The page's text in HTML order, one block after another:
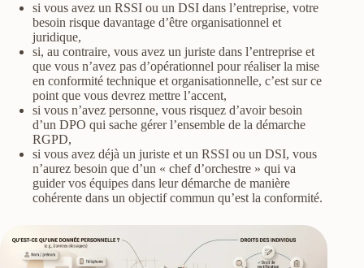
si vous avez un RSSI ou un DSI dans l’entreprise, votre
besoin risque davantage d’être organisationnel et
juridique,
si, au contraire, vous avez un juriste dans l’entreprise et
que vous n’avez pas d’opérationnel pour réaliser la mise
en conformité technique et organisationnelle, c’est sur ce
point que vous devrez mettre l’accent,
si vous n’avez personne, vous risquez d’avoir besoin
d’un DPO qui sache gérer l’ensemble de la démarche
RGPD,
si vous avez déjà un juriste et un RSSI ou un DSI, vous
n’aurez besoin que d’un « chef d’orchestre » qui va
guider vos équipes dans leur démarche de manière
cohérente dans un objectif commun qu’est la conformité.